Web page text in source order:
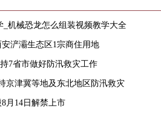
机械恐龙怎么组装视频教学大全
浐灞生态区1宗商住用地
7省市做好防汛救灾工作
京津冀等地及东北地区防汛救灾
月14日解禁上市